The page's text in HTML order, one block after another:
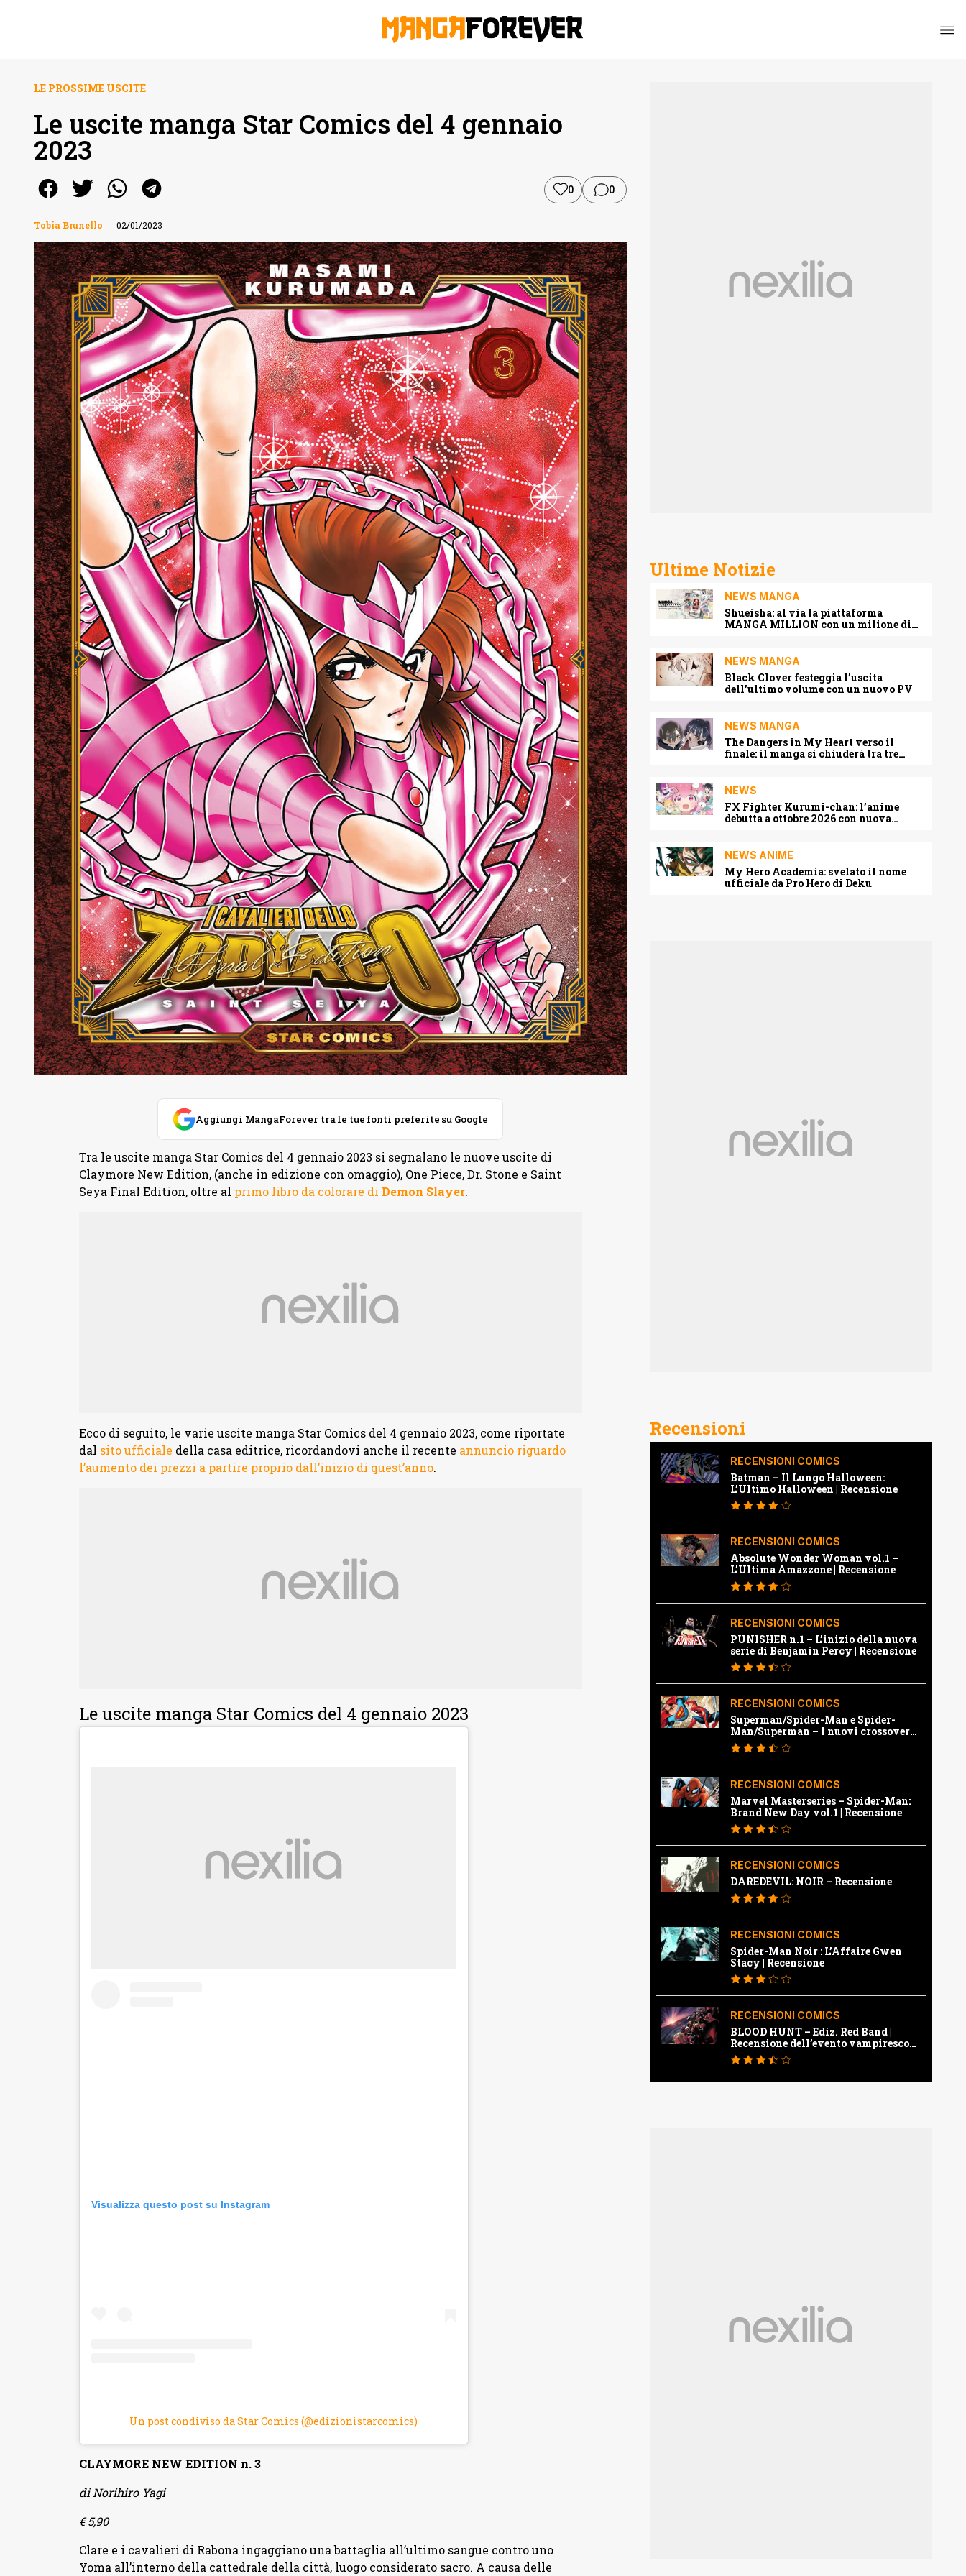
LE PROSSIME USCITE
Le uscite manga Star Comics del 4 gennaio
2023
0 0
Tobia Brunello 02/01/2023
Aggiungi MangaForever tra le tue fonti preferite su Google
Tra le uscite manga Star Comics del 4 gennaio 2023 si segnalano le nuove uscite di
Claymore New Edition, (anche in edizione con omaggio), One Piece, Dr. Stone e Saint
Seya Final Edition, oltre al primo libro da colorare di Demon Slayer.
Ecco di seguito, le varie uscite manga Star Comics del 4 gennaio 2023, come riportate
dal sito ufficiale della casa editrice, ricordandovi anche il recente annuncio riguardo
l’aumento dei prezzi a partire proprio dall’inizio di quest’anno.
Le uscite manga Star Comics del 4 gennaio 2023
Visualizza questo post su Instagram
Un post condiviso da Star Comics (@edizionistarcomics)
CLAYMORE NEW EDITION n. 3
di Norihiro Yagi
€ 5,90
Clare e i cavalieri di Rabona ingaggiano una battaglia all’ultimo sangue contro uno
Yoma all’interno della cattedrale della città, luogo considerato sacro. A causa delle
Ultime Notizie
NEWS MANGA
Shueisha: al via la piattaforma
MANGA MILLION con un milione di
NEWS MANGA
Black Clover festeggia l’uscita
dell’ultimo volume con un nuovo PV
NEWS MANGA
The Dangers in My Heart verso il
finale: il manga si chiuderà tra tre
NEWS
FX Fighter Kurumi-chan: l’anime
debutta a ottobre 2026 con nuova
NEWS ANIME
My Hero Academia: svelato il nome
ufficiale da Pro Hero di Deku
Recensioni
RECENSIONI COMICS
Batman – Il Lungo Halloween:
L’Ultimo Halloween | Recensione
RECENSIONI COMICS
Absolute Wonder Woman vol.1 –
L’Ultima Amazzone | Recensione
RECENSIONI COMICS
PUNISHER n.1 – L’inizio della nuova
serie di Benjamin Percy | Recensione
RECENSIONI COMICS
Superman/Spider-Man e Spider-
Man/Superman – I nuovi crossover
Marvel e Dc | Recensione
RECENSIONI COMICS
Marvel Masterseries – Spider-Man:
Brand New Day vol.1 | Recensione
RECENSIONI COMICS
DAREDEVIL: NOIR – Recensione
RECENSIONI COMICS
Spider-Man Noir : L’Affaire Gwen
Stacy | Recensione
RECENSIONI COMICS
BLOOD HUNT – Ediz. Red Band |
Recensione dell’evento vampiresco
della Marvel